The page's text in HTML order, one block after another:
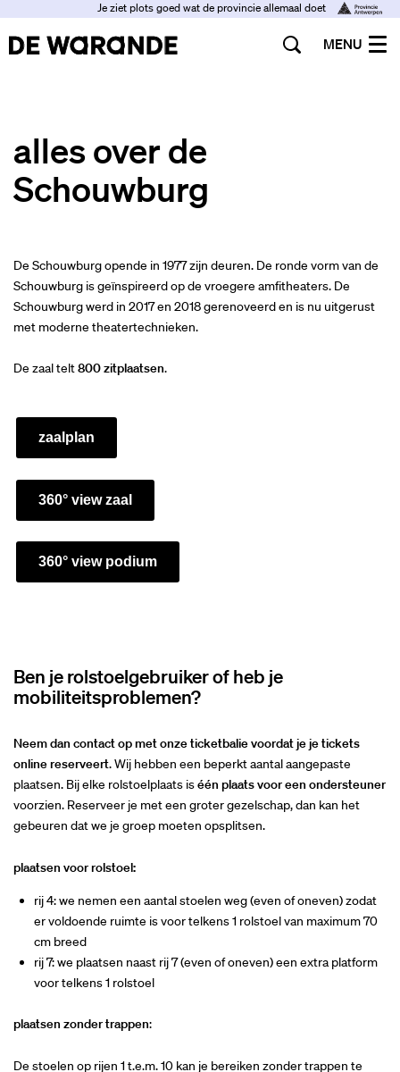
Je ziet plots goed wat de provincie allemaal doet
MENU
alles over de
Schouwburg
De Schouwburg opende in 1977 zijn deuren. De ronde vorm van de
Schouwburg is geïnspireerd op de vroegere amfitheaters. De
Schouwburg werd in 2017 en 2018 gerenoveerd en is nu uitgerust
met moderne theatertechnieken.
De zaal telt800 zitplaatsen.
zaalplan
360° view zaal
360° view podium
Ben je rolstoelgebruiker of heb je
mobiliteitsproblemen?
Neem dan contact op met onze ticketbalie voordat je je tickets
online reserveert. Wij hebben een beperkt aantal aangepaste
plaatsen. Bij elke rolstoelplaats iséén plaats voor een ondersteuner
voorzien. Reserveer je met een groter gezelschap, dan kan het
gebeuren dat we je groep moeten opsplitsen.
plaatsen voor rolstoel:
rij 4: we nemen een aantal stoelen weg (even of oneven) zodat
er voldoende ruimte is voor telkens 1 rolstoel van maximum 70
cm breed
rij 7: we plaatsen naast rij 7 (even of oneven) een extra platform
voor telkens 1 rolstoel
plaatsen zonder trappen:
De stoelen op rijen 1 t.e.m. 10 kan je bereiken zonder trappen te